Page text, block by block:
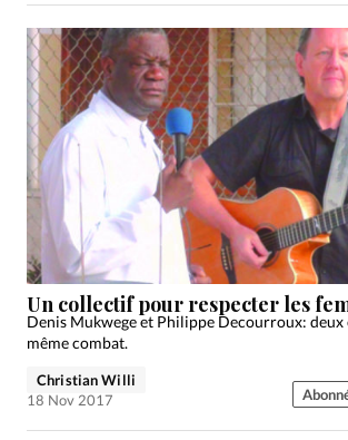
Dossier
Eglises Foi Génération
Opinions
Publireportage
Société
Tour du monde des Eglises
Vécu
Vie Intérieure
Un collectif pour respecter les
Denis Mukwege et Philippe Decourroux: deux
même combat.
Christian Willi
18 Nov 2017